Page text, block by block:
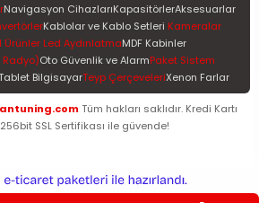
Navigasyon CihazlarıKapasitörlerAksesuarlar
Kablolar ve Kablo Setleri Kameralar
Ürünler Led AydınlatmaMDF Kabinler
Radyo)Oto Güvenlik ve AlarmPaket Sistem
BilgisayarTeyp ÇerçeveleriXenon Farlar
Tüm hakları saklıdır. Kredi Kartı
SSL Sertifikası ile güvende!
ideasoft
e-
ticaret
hazırlandı.